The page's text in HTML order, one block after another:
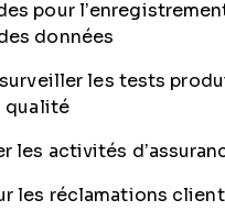
pour
données
surveiller les tests
qualité
les activités
les réclamations